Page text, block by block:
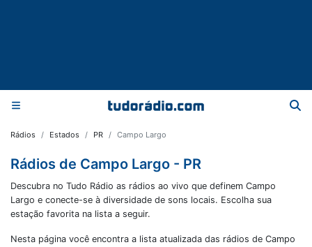
Rádios Estados PR Campo Largo
Rádios de Campo Largo - PR
Descubra no Tudo Rádio as rádios ao vivo que definem Campo
Largo e conecte-se à diversidade de sons locais. Escolha sua
estação favorita na lista a seguir.
Nesta página você encontra a lista atualizada das rádios de Campo